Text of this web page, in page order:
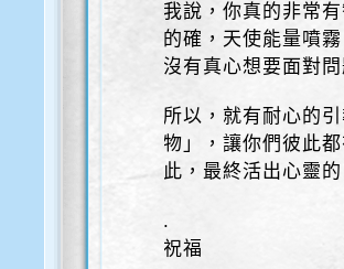
我說，你真的非常有
的確，天使能量噴
沒有真心想要面對
所以，就有耐心的
物」，讓你們彼此
此，最終活出心靈
.
祝福